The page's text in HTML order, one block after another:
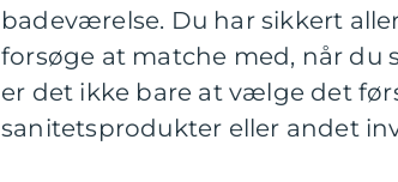
badeværelse. Du har sikkert
forsøge at matche med, når du
er det ikke bare at vælge det
sanitetsprodukter eller andet